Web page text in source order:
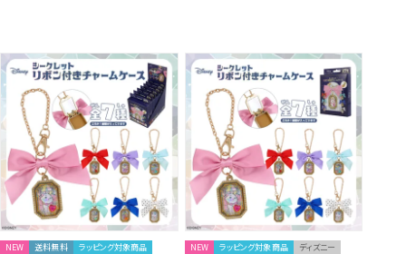
NEW 送料無料
ラッピング対象商品
NEW ラッピング対象商品
ディズニー